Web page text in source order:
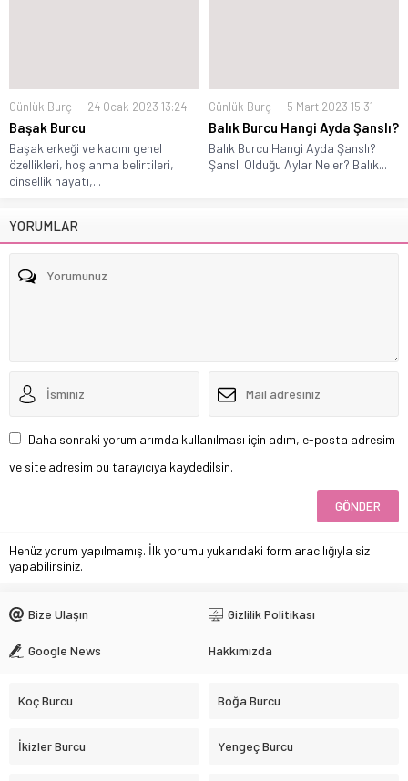
Günlük Burç 24 Ocak 2023 13:24
Başak Burcu
Başak erkeği ve kadını genel
özellikleri, hoşlanma belirtileri,
cinsellik hayatı,...
Günlük Burç 5 Mart 2023 15:31
Balık Burcu Hangi Ayda Şanslı?
Balık Burcu Hangi Ayda Şanslı?
Şanslı Olduğu Aylar Neler? Balık...
YORUMLAR
Daha sonraki yorumlarımda kullanılması için adım, e-posta adresim
ve site adresim bu tarayıcıya kaydedilsin.
Henüz yorum yapılmamış. İlk yorumu yukarıdaki form aracılığıyla siz
yapabilirsiniz.
Bize Ulaşın Gizlilik Politikası
Google News Hakkımızda
Koç Burcu Boğa Burcu
İkizler Burcu Yengeç Burcu